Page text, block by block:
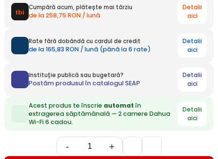
Cumpără acum, plătește mai târziu
de la 258,75 RON / lună
Detalii
aici
Rate fără dobândă cu cardul de credit
de la 165,83 RON / lună (până la 6 rate)
Detalii
aici
Instituție publică sau bugetară?
Postăm produsul în catalogul SEAP
Detalii
aici
Acest produs te înscrie automat în
extragerea săptămânală — 2 camere Dahua
Wi-Fi 6 cadou.
Detalii
aici
- +